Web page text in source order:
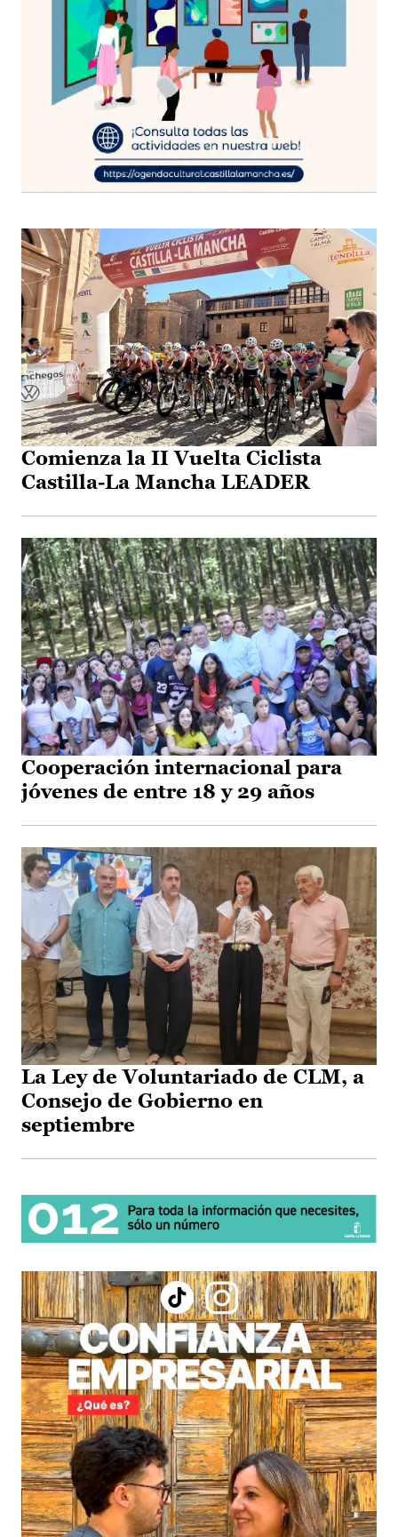
Comienza la II Vuelta Ciclista
Castilla-La Mancha LEADER
Cooperación internacional para
jóvenes de entre 18 y 29 años
La Ley de Voluntariado de CLM, a
Consejo de Gobierno en
septiembre